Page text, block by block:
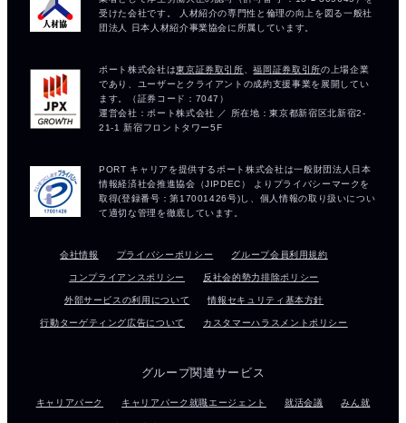
会社情報 プライバシーポリシー グループ会員利用規約
コンプライアンスポリシー 反社会的勢力排除ポリシー
外部サービスの利用について 情報セキュリティ基本方針
行動ターゲティング広告について カスタマーハラスメントポリシー